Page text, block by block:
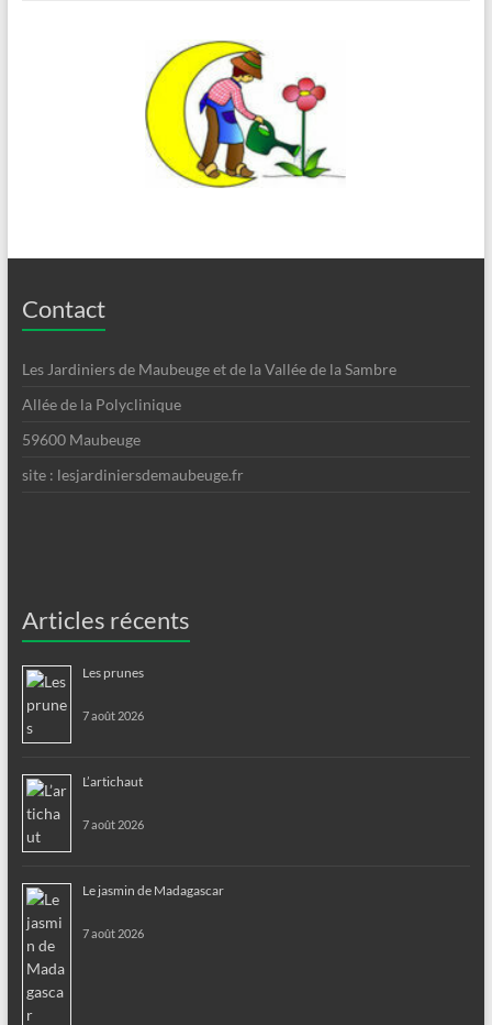
Contact
Les Jardiniers de Maubeuge et de la Vallée de la Sambre
Allée de la Polyclinique
59600 Maubeuge
site : lesjardiniersdemaubeuge.fr
Articles récents
Les prunes
7 août 2026
L’artichaut
7 août 2026
Le jasmin de Madagascar
7 août 2026